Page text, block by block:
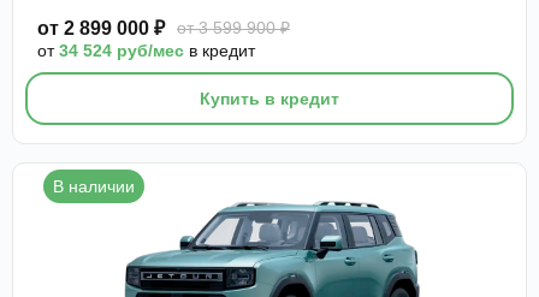
от 2 899 000 ₽
от 3 599 900 ₽
от34 524 руб/мес в кредит
Купить в кредит
В наличии